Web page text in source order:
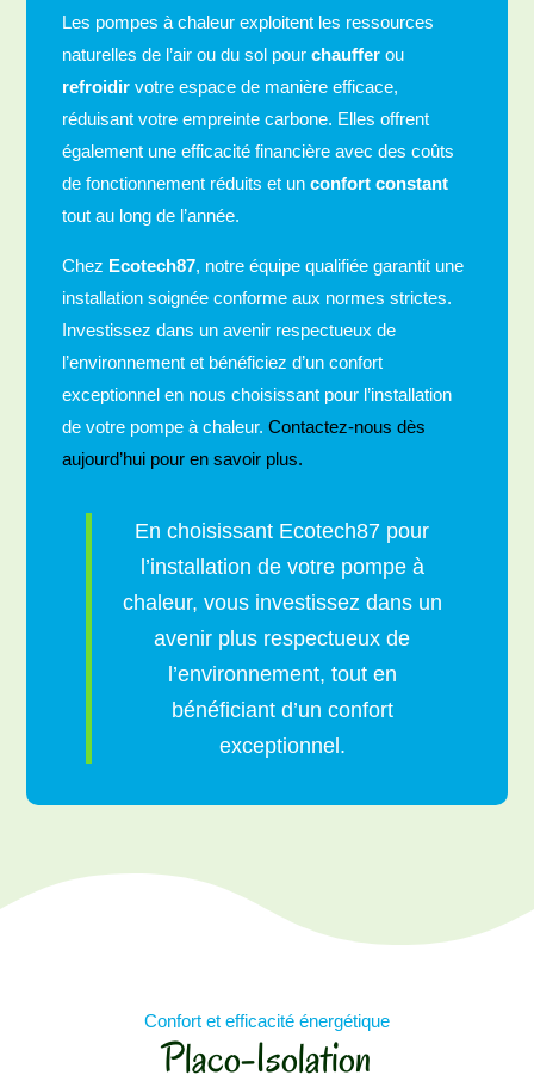
Les pompes à chaleur exploitent les ressources
naturelles de l’air ou du sol pourchauffer ou
refroidir votre espace de manière efficace,
réduisant votre empreinte carbone. Elles offrent
également une efficacité financière avec des coûts
de fonctionnement réduits et unconfort constant
tout au long de l’année.
Chez Ecotech87, notre équipe qualifiée garantit une
installation soignée conforme aux normes strictes.
Investissez dans un avenir respectueux de
l’environnement et bénéficiez d’un confort
exceptionnel en nous choisissant pour l’installation
de votre pompe à chaleur.Contactez-nous dès
aujourd’hui pour en savoir plus.
En choisissant Ecotech87 pour
l’installation de votre pompe à
chaleur, vous investissez dans un
avenir plus respectueux de
l’environnement, tout en
bénéficiant d’un confort
exceptionnel.
Confort et efficacité énergétique
Placo-Isolation